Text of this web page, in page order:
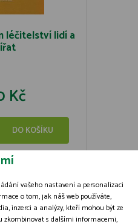
léčitelství lidí a
Kč
DO KOŠÍKU
souborů cookies
vašeho nastavení a personalizaci
o tom, jak náš web používáte,
inzerci a analýzy, kteří mohou být ze
zkombinovat s dalšími informacemi,